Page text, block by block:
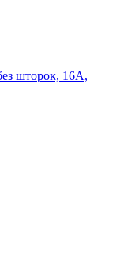
шторок, 16А,